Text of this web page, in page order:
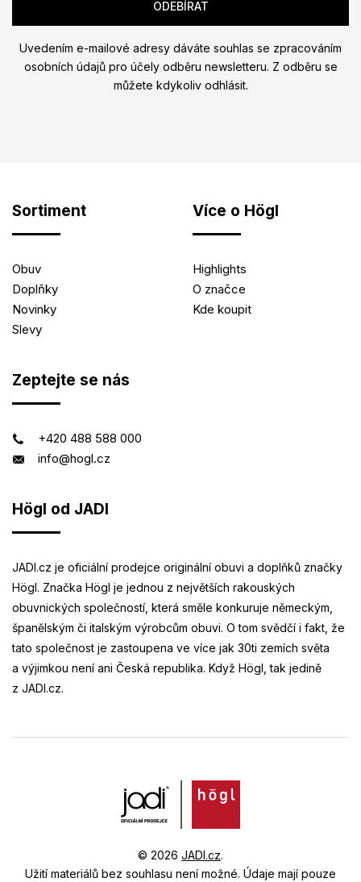
Uvedením e-mailové adresy dáváte souhlas se zpracováním
osobních údajů pro účely odběru newsletteru. Z odběru se
můžete kdykoliv odhlásit.
Sortiment
Obuv
Doplňky
Novinky
Slevy
Více o Högl
Highlights
O značce
Kde koupit
Zeptejte se nás
+420 488 588 000
info@hogl.cz
Högl od JADI
JADI.cz je oficiální prodejce originální obuvi a doplňků značky
Högl. Značka Högl je jednou z největších rakouských
obuvnických společností, která směle konkuruje německým,
španělským či italským výrobcům obuvi. O tom svědčí i fakt, že
tato společnost je zastoupena ve více jak 30ti zemích světa
a výjimkou není ani Česká republika. Když Högl, tak jedině
z JADI.cz.
© 2026 JADI.cz.
Užití materiálů bez souhlasu není možné. Údaje mají pouze